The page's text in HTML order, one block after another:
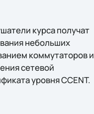
курса получат
небольших
коммутаторов и
сетевой
уровня CCENT.